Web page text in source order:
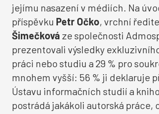
jejímu nasazení v médiích. Na
příspěvku Petr Očko, vrchní
Šimečková ze společnosti
prezentovali výsledky
práci nebo studiu a 29 % pro
mnohem vyšší: 56 % ji deklaruje
Ústavu informačních studií a
postrádá jakákoli autorská